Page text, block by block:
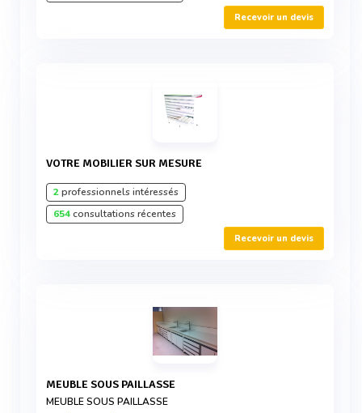
Recevoir un devis
VOTRE MOBILIER SUR MESURE
2professionnels intéressés
654consultations récentes
Recevoir un devis
MEUBLE SOUS PAILLASSE
MEUBLE SOUS PAILLASSE